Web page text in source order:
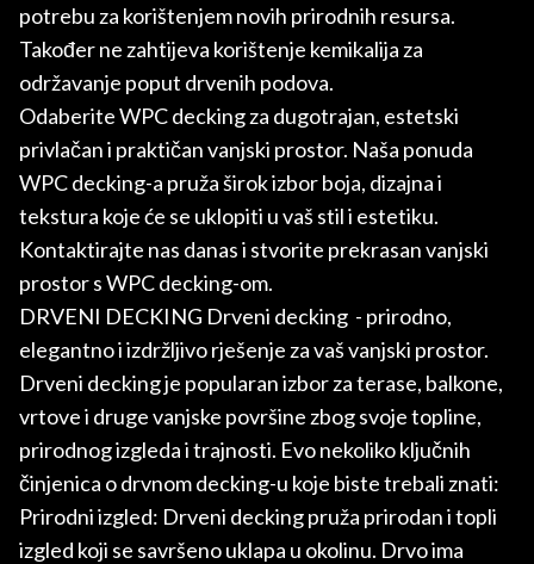
potrebu za korištenjem novih prirodnih resursa.
Također ne zahtijeva korištenje kemikalija za
održavanje poput drvenih podova.
Odaberite WPC decking za dugotrajan, estetski
privlačan i praktičan vanjski prostor. Naša ponuda
WPC decking-a pruža širok izbor boja, dizajna i
tekstura koje će se uklopiti u vaš stil i estetiku.
Kontaktirajte nas danas i stvorite prekrasan vanjski
prostor s WPC decking-om.
DRVENI DECKING Drveni decking - prirodno,
elegantno i izdržljivo rješenje za vaš vanjski prostor.
Drveni decking je popularan izbor za terase, balkone,
vrtove i druge vanjske površine zbog svoje topline,
prirodnog izgleda i trajnosti. Evo nekoliko ključnih
činjenica o drvnom decking-u koje biste trebali znati:
Prirodni izgled: Drveni decking pruža prirodan i topli
izgled koji se savršeno uklapa u okolinu. Drvo ima